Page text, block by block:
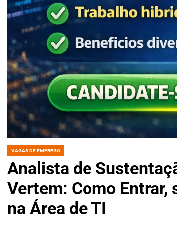
POSTED
VAGAS DE EMPREGO
Analista de
Vertem: Como Entrar,
na Área de TI